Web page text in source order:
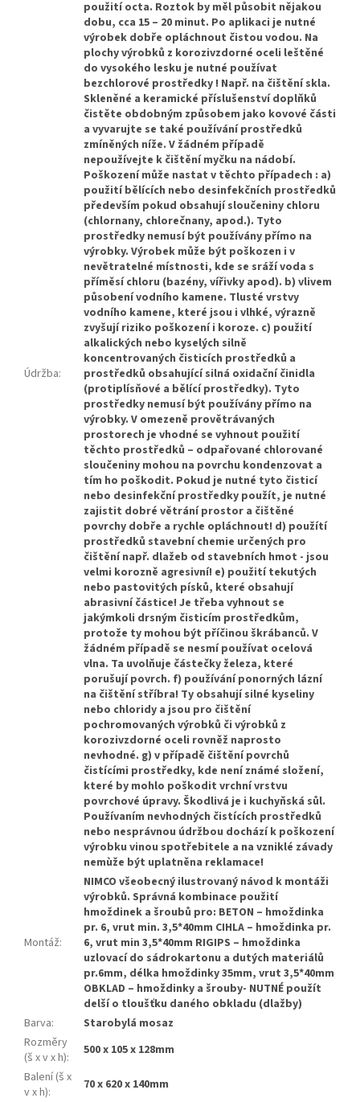
Údržba:
použití octa. Roztok by měl působit nějakou
dobu, cca 15 – 20 minut. Po aplikaci je nutné
výrobek dobře opláchnout čistou vodou. Na
plochy výrobků z korozivzdorné oceli leštěné
do vysokého lesku je nutné používat
bezchlorové prostředky ! Např. na čištění skla.
Skleněné a keramické příslušenství doplňků
čistěte obdobným způsobem jako kovové části
a vyvarujte se také používání prostředků
zmíněných níže. V žádném případě
nepoužívejte k čištění myčku na nádobí.
Poškození může nastat v těchto případech : a)
použití bělících nebo desinfekčních prostředků
především pokud obsahují sloučeniny chloru
(chlornany, chlorečnany, apod.). Tyto
prostředky nemusí být používány přímo na
výrobky. Výrobek může být poškozen i v
nevětratelné místnosti, kde se sráží voda s
příměsí chloru (bazény, vířivky apod). b) vlivem
působení vodního kamene. Tlusté vrstvy
vodního kamene, které jsou i vlhké, výrazně
zvyšují riziko poškození i koroze. c) použití
alkalických nebo kyselých silně
koncentrovaných čisticích prostředků a
prostředků obsahující silná oxidační činidla
(protiplísňové a bělící prostředky). Tyto
prostředky nemusí být používány přímo na
výrobky. V omezeně provětrávaných
prostorech je vhodné se vyhnout použití
těchto prostředků – odpařované chlorované
sloučeniny mohou na povrchu kondenzovat a
tím ho poškodit. Pokud je nutné tyto čisticí
nebo desinfekční prostředky použít, je nutné
zajistit dobré větrání prostor a čištěné
povrchy dobře a rychle opláchnout! d) použítí
prostředků stavební chemie určených pro
čištění např. dlažeb od stavebních hmot - jsou
velmi korozně agresivní! e) použití tekutých
nebo pastovitých písků, které obsahují
abrasivní částice! Je třeba vyhnout se
jakýmkoli drsným čisticím prostředkům,
protože ty mohou být příčinou škrábanců. V
žádném případě se nesmí používat ocelová
vlna. Ta uvolňuje částečky železa, které
porušují povrch. f) používání ponorných lázní
na čištění stříbra! Ty obsahují silné kyseliny
nebo chloridy a jsou pro čištění
pochromovaných výrobků či výrobků z
korozivzdorné oceli rovněž naprosto
nevhodné. g) v případě čištění povrchů
čistícími prostředky, kde není známé složení,
které by mohlo poškodit vrchní vrstvu
povrchové úpravy. Škodlivá je i kuchyňská sůl.
Používaním nevhodných čistících prostředků
nebo nesprávnou údržbou dochází k poškození
výrobku vinou spotřebitele a na vzniklé závady
nemùže být uplatněna reklamace!
Montáž:
NIMCO všeobecný ilustrovaný návod k montáži
výrobků. Správná kombinace použití
hmoždinek a šroubů pro: BETON – hmoždinka
pr. 6, vrut min. 3,5*40mm CIHLA – hmoždinka pr.
6, vrut min 3,5*40mm RIGIPS – hmoždinka
uzlovací do sádrokartonu a dutých materiálů
pr.6mm, délka hmoždinky 35mm, vrut 3,5*40mm
OBKLAD – hmoždinky a šrouby- NUTNÉ použít
delší o tloušťku daného obkladu (dlažby)
Barva:
Starobylá mosaz
Rozměry
(š x v x h):
500 x 105 x 128mm
Balení (š x
v x h):
70 x 620 x 140mm